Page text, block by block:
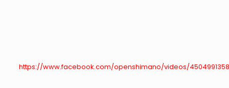
https://www.facebook.com/openshimano/videos/